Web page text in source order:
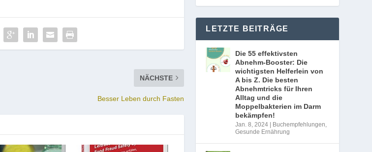
NÄCHSTE
Besser Leben durch Fasten
LETZTE BEITRÄGE
Die 55 effektivsten
Abnehm-Booster: Die
wichtigsten Helferlein von
A bis Z. Die besten
Abnehmtricks für Ihren
Alltag und die
Moppelbakterien im Darm
bekämpfen!
Jan. 8, 2024 Buchempfehlungen,
Gesunde Ernährung